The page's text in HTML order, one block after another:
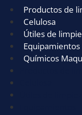
Productos de
Celulosa
Útiles de
Equipamientos
Químicos